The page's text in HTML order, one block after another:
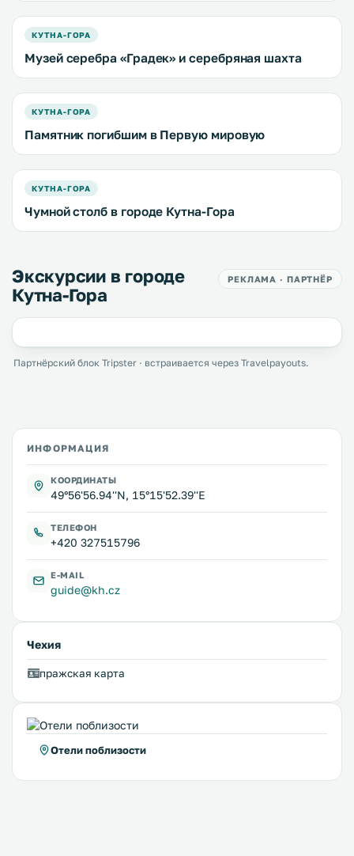
КУТНА-ГОРА
Музей серебра «Градек» и серебряная шахта
КУТНА-ГОРА
Памятник погибшим в Первую мировую
КУТНА-ГОРА
Чумной столб в городе Кутна-Гора
Экскурсии в городе
Кутна-Гора
РЕКЛАМА · ПАРТНЁР
Партнёрский блок Tripster · встраивается через Travelpayouts.
ИНФОРМАЦИЯ
КООРДИНАТЫ
49°56'56.94''N, 15°15'52.39''E
ТЕЛЕФОН
+420 327515796
E-MAIL
guide@kh.cz
Чехия
пражская карта
Отели поблизости